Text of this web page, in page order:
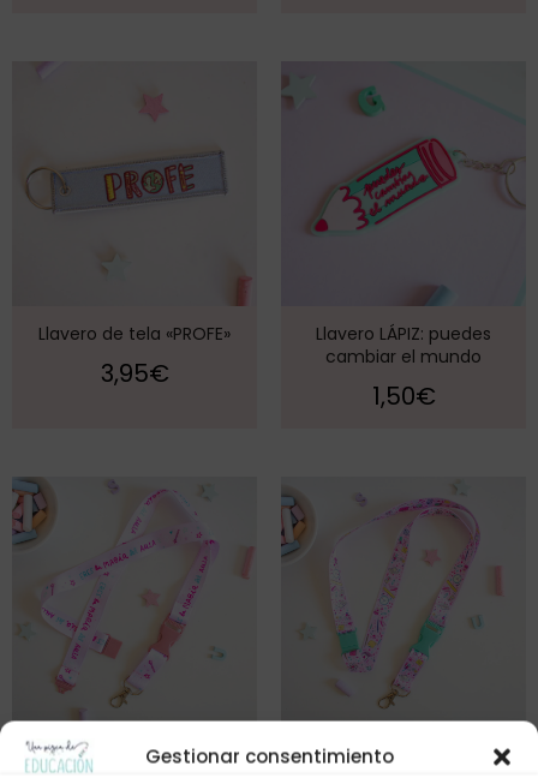
Gestionar consentimiento
Llavero de tela «PROFE»
3,95€
Llavero LÁPIZ: puedes
cambiar el mundo
1,50€
LANYARD – Eres la magia del
LANYARD – estampado